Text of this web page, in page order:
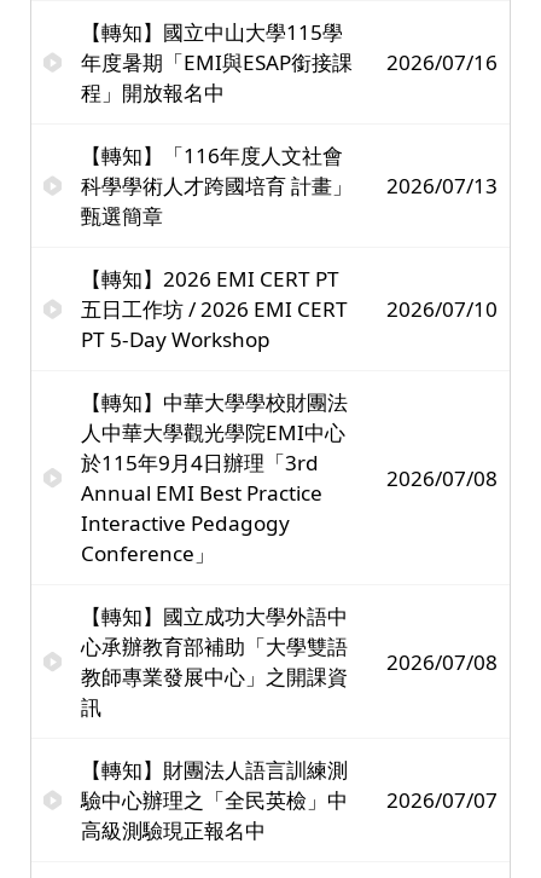
【轉知】國立中山大學115學
年度暑期「EMI與ESAP銜接課
程」開放報名中
2026/07/16
【轉知】「116年度人文社會
科學學術人才跨國培育 計畫」
甄選簡章
2026/07/13
【轉知】2026 EMI CERT PT
五日工作坊 / 2026 EMI CERT
PT 5-Day Workshop
2026/07/10
【轉知】中華大學學校財團法
人中華大學觀光學院EMI中心
於115年9月4日辦理「3rd
Annual EMI Best Practice
Interactive Pedagogy
Conference」
2026/07/08
【轉知】國立成功大學外語中
心承辦教育部補助「大學雙語
教師專業發展中心」之開課資
訊
2026/07/08
【轉知】財團法人語言訓練測
驗中心辦理之「全民英檢」中
高級測驗現正報名中
2026/07/07